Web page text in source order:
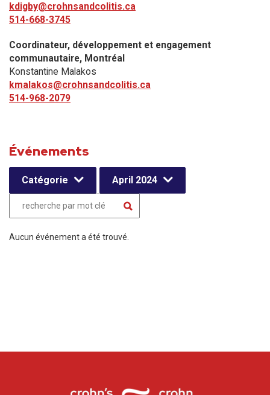
kdigby@crohnsandcolitis.ca
514-668-3745
Coordinateur, développement et engagement
communautaire​, Montréal
Konstantine Malakos
kmalakos@crohnsandcolitis.ca
514-968-2079
Événements
Catégorie April 2024
Aucun événement a été trouvé.